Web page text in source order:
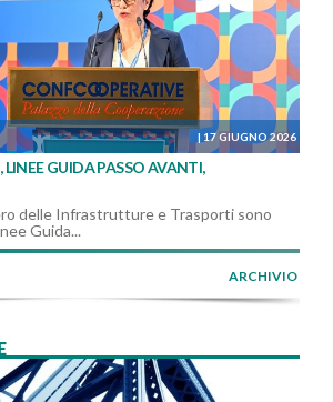
| 17 GIUGNO 2026
LINEE GUIDA PASSO AVANTI,
delle Infrastrutture e Trasporti sono
Guida...
ARCHIVIO